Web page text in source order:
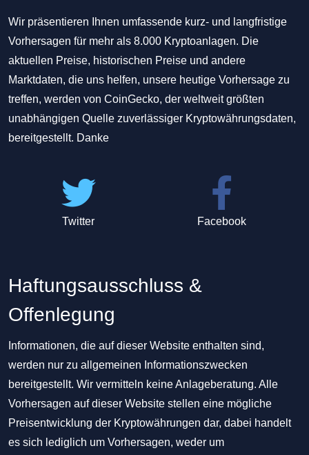
Wir präsentieren Ihnen umfassende kurz- und langfristige
Vorhersagen für mehr als 8.000 Kryptoanlagen. Die
aktuellen Preise, historischen Preise und andere
Marktdaten, die uns helfen, unsere heutige Vorhersage zu
treffen, werden von CoinGecko, der weltweit größten
unabhängigen Quelle zuverlässiger Kryptowährungsdaten,
bereitgestellt. Danke
Twitter Facebook
Haftungsausschluss &
Offenlegung
Informationen, die auf dieser Website enthalten sind,
werden nur zu allgemeinen Informationszwecken
bereitgestellt. Wir vermitteln keine Anlageberatung. Alle
Vorhersagen auf dieser Website stellen eine mögliche
Preisentwicklung der Kryptowährungen dar, dabei handelt
es sich lediglich um Vorhersagen, weder um